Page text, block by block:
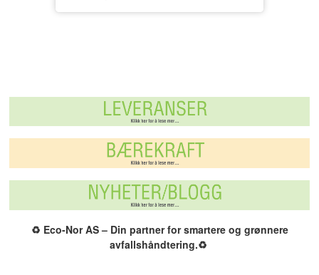
♻️ Eco-Nor AS – Din partner for smartere og grønnere
avfallshåndtering.♻️